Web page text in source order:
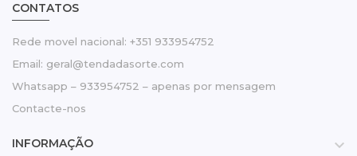
CONTATOS
Rede movel nacional: +351 933954752
Email: geral@tendadasorte.com
Whatsapp – 933954752 – apenas por mensagem
Contacte-nos
INFORMAÇÃO 